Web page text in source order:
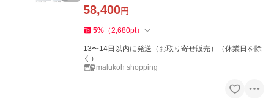
58,400円
5% （2,680pt）
13〜14日以内に発送（お取り寄せ販売）（休業日を除
く）
malukoh shopping